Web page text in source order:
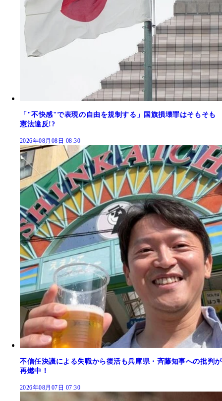
「"不快感"で表現の自由を規制する」国旗損壊罪はそもそも
憲法違反!?
2026年08月08日 08:30
不信任決議による失職から復活も兵庫県・斉藤知事への批判が
再燃中！
2026年08月07日 07:30